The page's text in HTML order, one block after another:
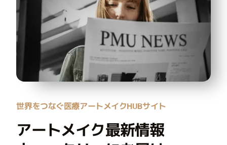
世界をつなぐ医療アートメイクHUBサイト
アートメイク最新情報